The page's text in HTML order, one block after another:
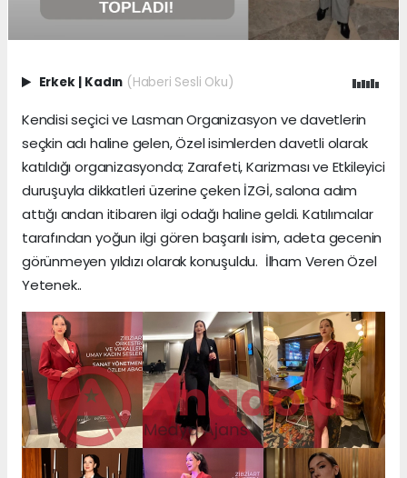
Erkek | Kadın (Haberi Sesli Oku)
Kendisi seçici ve Lasman Organizasyon ve davetlerin
seçkin adı haline gelen, Özel isimlerden davetli olarak
katıldığı organizasyonda; Zarafeti, Karizması ve Etkileyici
duruşuyla dikkatleri üzerine çeken İZGİ, salona adım
attığı andan itibaren ilgi odağı haline geldi. Katılımcılar
tarafından yoğun ilgi gören başarılı isim, adeta gecenin
görünmeyen yıldızı olarak konuşuldu. İlham Veren Özel
Yetenek..